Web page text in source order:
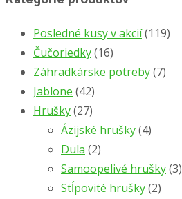
Posledné kusy v akcií(119)
Čučoriedky(16)
Záhradkárske potreby(7)
Jablone (42)
Hrušky(27)
Ázijské hrušky(4)
Dula (2)
Samoopelivé hrušky(3)
Stĺpovité hrušky(2)